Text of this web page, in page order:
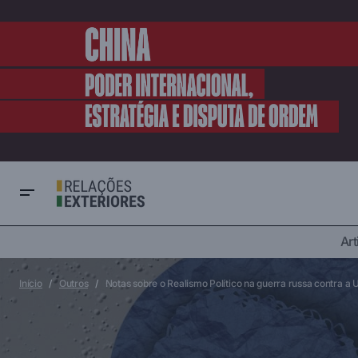
Início Outros Notas sobre o Realismo Político na guerra russa contra a